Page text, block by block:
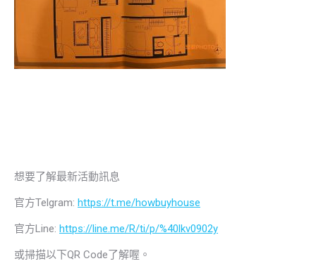
想要了解最新活動訊息
官方Telgram: https://t.me/howbuyhouse
官方Line: https://line.me/R/ti/p/%40lkv0902y
或掃描以下QR Code了解喔。